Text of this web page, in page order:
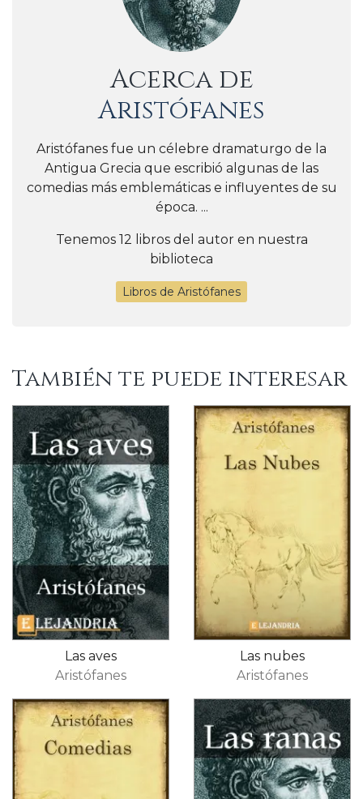
Acerca de
Aristófanes
Aristófanes fue un célebre dramaturgo de la
Antigua Grecia que escribió algunas de las
comedias más emblemáticas e influyentes de su
época. ...
Tenemos 12 libros del autor en nuestra
biblioteca
Libros de Aristófanes
También te puede interesar
Las aves
Aristófanes
Las nubes
Aristófanes